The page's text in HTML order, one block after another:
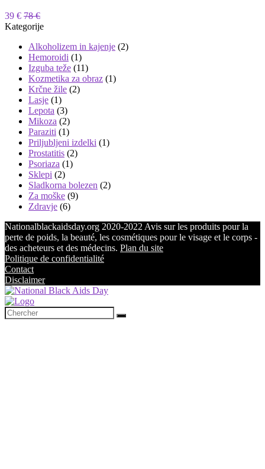
39 € 78 €
Kategorije
Alkoholizem in kajenje (2)
Hemoroidi (1)
Izguba teže (11)
Kozmetika za obraz (1)
Krčne žile (2)
Lasje (1)
Lepota (3)
Mikoza (2)
Paraziti (1)
Priljubljeni izdelki (1)
Prostatitis (2)
Psoriaza (1)
Sklepi (2)
Sladkorna bolezen (2)
Za moške (9)
Zdravje (6)
Nationalblackaidsday.org 2020-2022 Avis sur les produits pour la
perte de poids, la beauté, les cosmétiques pour le visage et le corps -
des acheteurs et des médecins. Plan du site
Politique de confidentialité
Contact
Disclaimer